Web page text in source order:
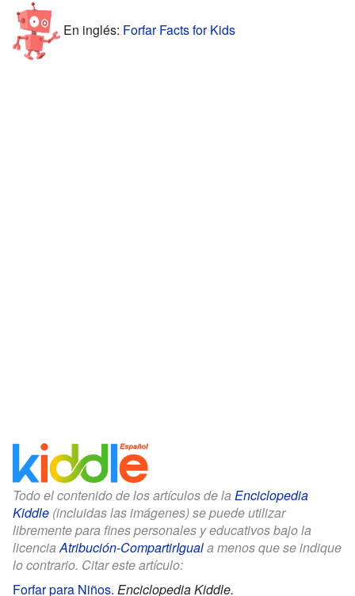
En inglés: Forfar Facts for Kids
Todo el contenido de los artículos de la Enciclopedia
Kiddle (incluidas las imágenes) se puede utilizar
libremente para fines personales y educativos bajo la
licenciaAtribución-CompartirIguala menos que se indique
lo contrario. Citar este artículo:
Forfar para Niños. Enciclopedia Kiddle.